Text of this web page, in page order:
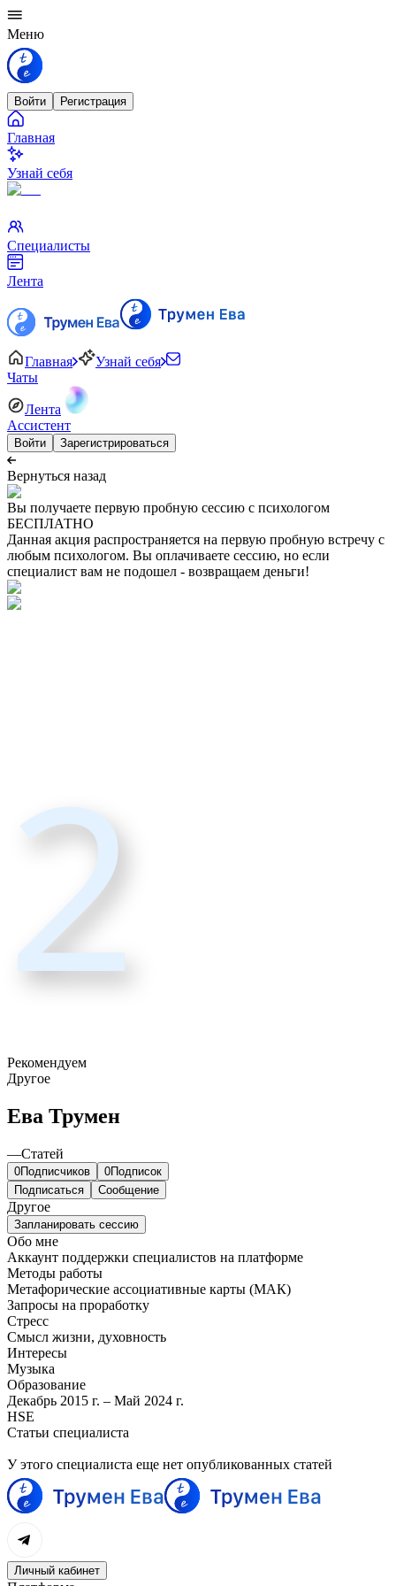
Меню
Войти Регистрация
Главная
Узнай себя
Специалисты
Лента
Главная
Узнай себя
Чаты
Лента
Ассистент
Войти Зарегистрироваться
Вернуться назад
Вы получаете первую пробную сессию с психологом
БЕСПЛАТНО
Данная акция распространяется на первую пробную встречу с
любым психологом. Вы оплачиваете сессию, но если
специалист вам не подошел - возвращаем деньги!
2
Рекомендуем
Другое
Ева Трумен
—Статей
0Подписчиков 0Подписок
Подписаться
Сообщение
Другое
Запланировать сессию
Обо мне
Аккаунт поддержки специалистов на платформе
Методы работы
Метафорические ассоциативные карты (МАК)
Запросы на проработку
Стресс
Смысл жизни, духовность
Интересы
Музыка
Образование
Декабрь 2015 г. – Май 2024 г.
HSE
Статьи специалиста
У этого специалиста еще нет опубликованных статей
Личный кабинет